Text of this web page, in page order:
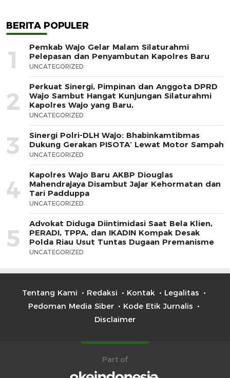
BERITA POPULER
1
Pemkab Wajo Gelar Malam Silaturahmi
Pelepasan dan Penyambutan Kapolres Baru
UNCATEGORIZED
2
Perkuat Sinergi, Pimpinan dan Anggota DPRD
Wajo Sambut Hangat Kunjungan Silaturahmi
Kapolres Wajo yang Baru,
UNCATEGORIZED
3
Sinergi Polri-DLH Wajo: Bhabinkamtibmas
Dukung Gerakan PISOTA’ Lewat Motor Sampah
UNCATEGORIZED
4
Kapolres Wajo Baru AKBP Diouglas
Mahendrajaya Disambut Jajar Kehormatan dan
Tari Padduppa
UNCATEGORIZED
5
Advokat Diduga Diintimidasi Saat Bela Klien,
PERADI, TPPA, dan IKADIN Kompak Desak
Polda Riau Usut Tuntas Dugaan Premanisme
UNCATEGORIZED
Tentang Kami Redaksi Kontak
Legalitas
Pedoman Media Siber
Kode Etik Jurnalis
Disclaimer
Part of